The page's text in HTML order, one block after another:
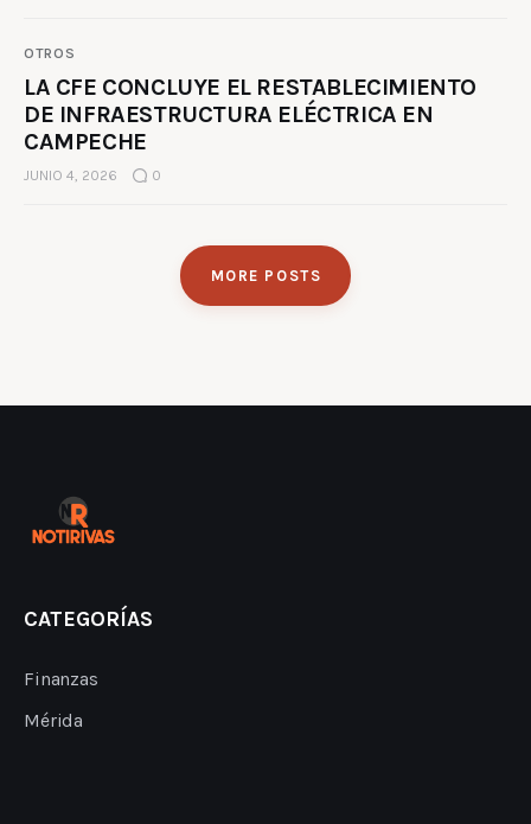
OTROS
LA CFE CONCLUYE EL RESTABLECIMIENTO
DE INFRAESTRUCTURA ELÉCTRICA EN
CAMPECHE
JUNIO 4, 2026 0
MORE POSTS
CATEGORÍAS
Finanzas
Mérida